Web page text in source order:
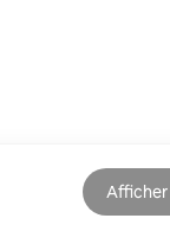
Afficher